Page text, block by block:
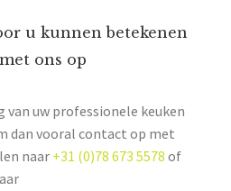
u kunnen betekenen
ons op
uw professionele keuken
dan vooral contact op met
naar +31 (0)78 673 5578 of